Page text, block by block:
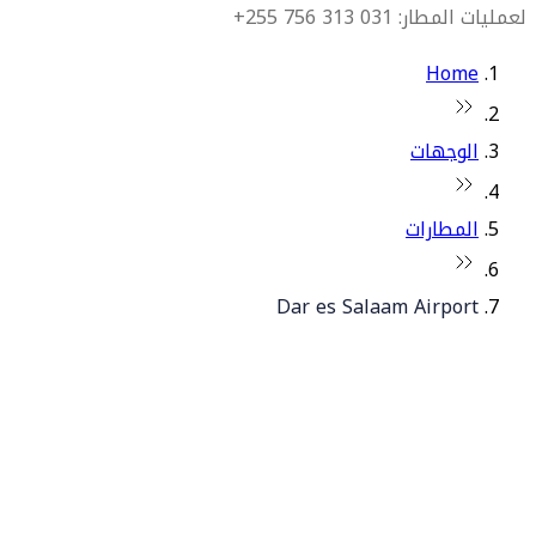
لعمليات المطار: 031 313 756 255+
Home
الوجهات
المطارات
Dar es Salaam Airport